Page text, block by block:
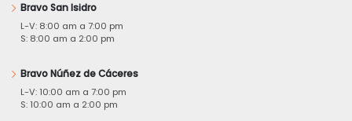
Bravo San Isidro
L-V: 8:00 am a 7:00 pm
S: 8:00 am a 2:00 pm
Bravo Núñez de Cáceres
L-V: 10:00 am a 7:00 pm
S: 10:00 am a 2:00 pm